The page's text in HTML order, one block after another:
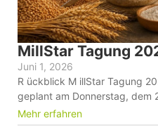
MillStar Tagung
Juni 1, 2026
R ückblick M illStar Tagung
geplant am Donnerstag, dem
Mehr erfahren